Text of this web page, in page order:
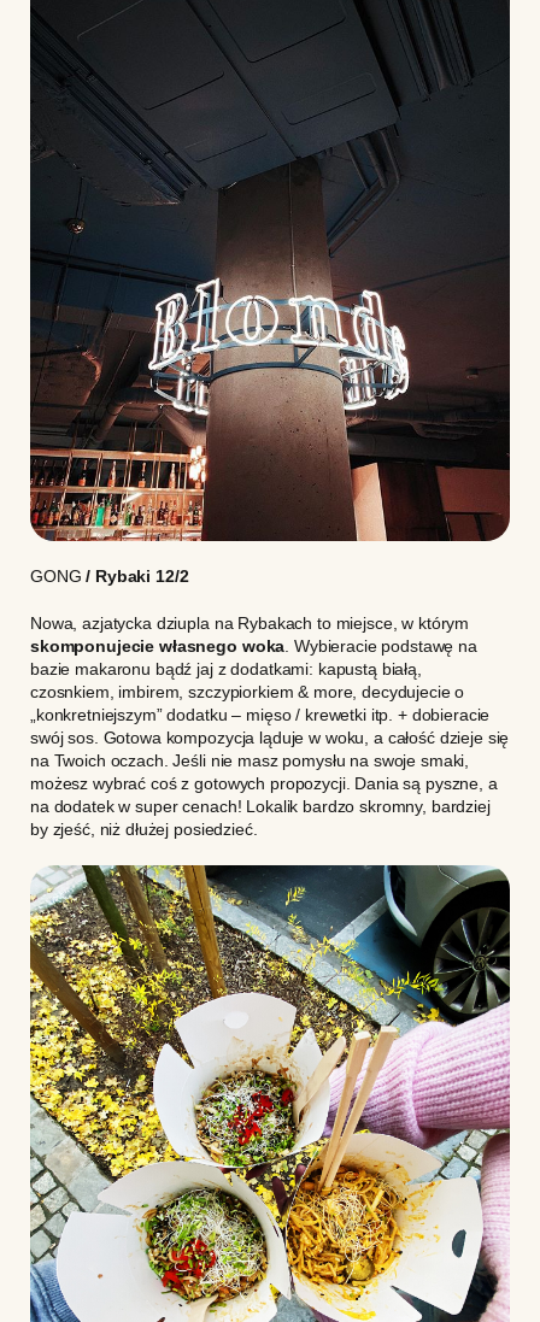
GONG / Rybaki 12/2
Nowa, azjatycka dziupla na Rybakach to miejsce, w którym
skomponujecie własnego woka . Wybieracie podstawę na
bazie makaronu bądź jaj z dodatkami: kapustą białą,
czosnkiem, imbirem, szczypiorkiem & more, decydujecie o
„konkretniejszym” dodatku – mięso / krewetki itp. + dobieracie
swój sos. Gotowa kompozycja ląduje w woku, a całość dzieje się
na Twoich oczach. Jeśli nie masz pomysłu na swoje smaki,
możesz wybrać coś z gotowych propozycji. Dania są pyszne, a
na dodatek w super cenach! Lokalik bardzo skromny, bardziej
by zjeść, niż dłużej posiedzieć.